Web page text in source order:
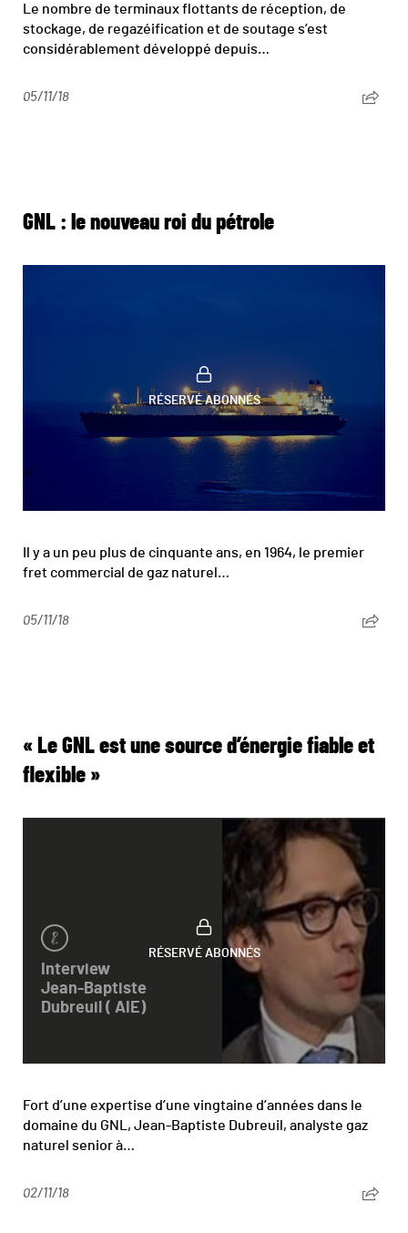
Le nombre de terminaux flottants de réception, de
stockage, de regazéification et de soutage s’est
considérablement développé depuis…
05/11/18
GNL : le nouveau roi du pétrole
RÉSERVÉ ABONNÉS
Il y a un peu plus de cinquante ans, en 1964, le premier
fret commercial de gaz naturel…
05/11/18
« Le GNL est une source d’énergie fiable et
flexible »
Interview
Jean-Baptiste
Dubreuil ( AIE)
RÉSERVÉ ABONNÉS
Fort d’une expertise d’une vingtaine d’années dans le
domaine du GNL, Jean-Baptiste Dubreuil, analyste gaz
naturel senior à…
02/11/18